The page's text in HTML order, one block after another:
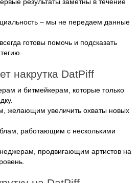
– мы не передаем данные
готовы помочь и подсказать
желающим увеличить охваты новых
работающим с несколькими
продвигающим артистов на